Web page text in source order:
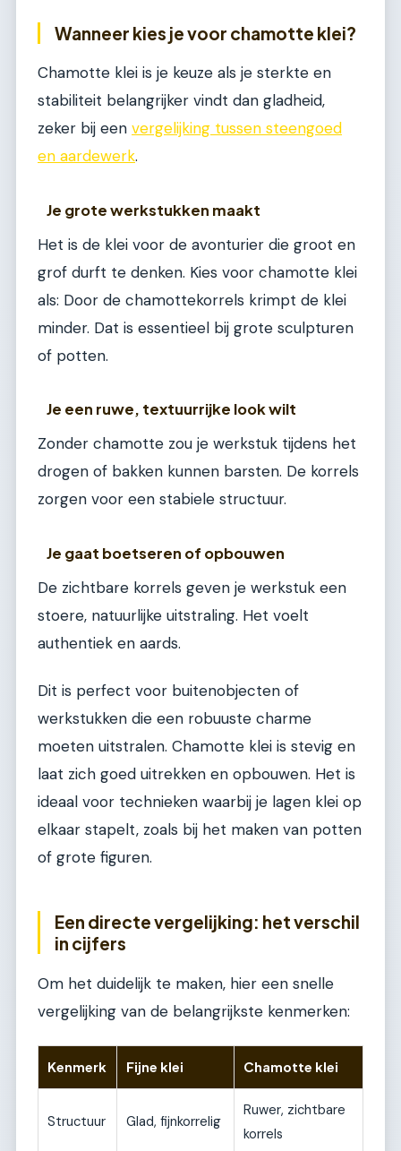
Wanneer kies je voor chamotte klei?
Chamotte klei is je keuze als je sterkte en
stabiliteit belangrijker vindt dan gladheid,
zeker bij een vergelijking tussen steengoed
en aardewerk.
Je grote werkstukken maakt
Het is de klei voor de avonturier die groot en
grof durft te denken. Kies voor chamotte klei
als: Door de chamottekorrels krimpt de klei
minder. Dat is essentieel bij grote sculpturen
of potten.
Je een ruwe, textuurrijke look wilt
Zonder chamotte zou je werkstuk tijdens het
drogen of bakken kunnen barsten. De korrels
zorgen voor een stabiele structuur.
Je gaat boetseren of opbouwen
De zichtbare korrels geven je werkstuk een
stoere, natuurlijke uitstraling. Het voelt
authentiek en aards.
Dit is perfect voor buitenobjecten of
werkstukken die een robuuste charme
moeten uitstralen. Chamotte klei is stevig en
laat zich goed uitrekken en opbouwen. Het is
ideaal voor technieken waarbij je lagen klei op
elkaar stapelt, zoals bij het maken van potten
of grote figuren.
Een directe vergelijking: het verschil
in cijfers
Om het duidelijk te maken, hier een snelle
vergelijking van de belangrijkste kenmerken:
Kenmerk Fijne klei Chamotte klei
Structuur Glad, fijnkorrelig
Ruwer, zichtbare
korrels